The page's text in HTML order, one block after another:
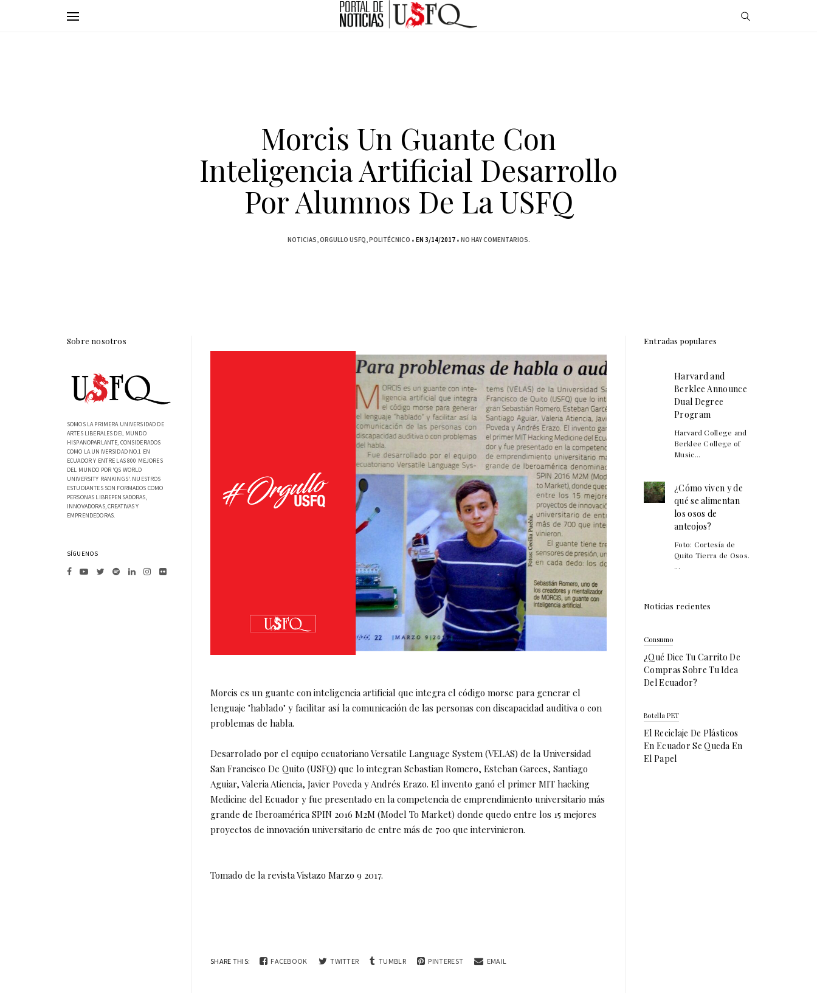
Morcis Un Guante Con
Inteligencia Artificial Desarrollo
Por Alumnos De La USFQ
NOTICIAS ORGULLO USFQ POLITÉCNICO EN 3/14/2017 NO HAY COMENTARIOS.
Morcis es un guante con inteligencia artificial que integra el código morse para generar el
lenguaje "hablado" y facilitar así la comunicación de las personas con discapacidad auditiva o con
problemas de habla.
Desarrolado por el equipo ecuatoriano Versatile Language System (VELAS) de la Universidad
San Francisco De Quito (USFQ) que lo integran Sebastian Romero, Esteban Garces, Santiago
Aguiar, Valeria Atiencia, Javier Poveda y Andrés Erazo. El invento ganó el primer MIT hacking
Medicine del Ecuador y fue presentado en la competencia de emprendimiento universitario más
grande de Iberoamérica SPIN 2016 M2M (Model To Market) donde quedo entre los 15 mejores
proyectos de innovación universitario de entre más de 700 que intervinieron.
Tomado de la revista Vistazo Marzo 9 2017.
SHARE THIS: FACEBOOK TWITTER TUMBLR PINTEREST EMAIL
Sobre nosotros
SOMOS LA PRIMERA UNIVERSIDAD DE
ARTES LIBERALES DEL MUNDO
HISPANOPARLANTE, CONSIDERADOS
COMO LA UNIVERSIDAD NO.1 EN
ECUADOR Y ENTRE LAS 800 MEJORES
DEL MUNDO POR 'QS WORLD
UNIVERSITY RANKINGS'. NUESTROS
ESTUDIANTES SON FORMADOS COMO
PERSONAS LIBREPENSADORAS,
INNOVADORAS, CREATIVAS Y
EMPRENDEDORAS.
SÍGUENOS
Entradas populares
Harvard and
Berklee Announce
Dual Degree
Program
Harvard College and
Berklee College of
Music...
¿Cómo viven y de
qué se alimentan
los osos de
anteojos?
Foto: Cortesía de
Quito Tierra de Osos.
...
Noticias recientes
Consumo
¿Qué Dice Tu Carrito De
Compras Sobre Tu Idea
Del Ecuador?
Botella PET
El Reciclaje De Plásticos
En Ecuador Se Queda En
El Papel